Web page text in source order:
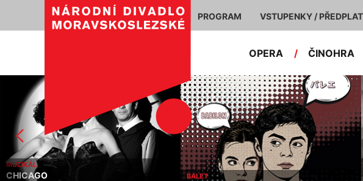
PROGRAM VSTUPENKY /
OPERA / ČINOHRA
MUZIKÁL
CHICAGO BALET